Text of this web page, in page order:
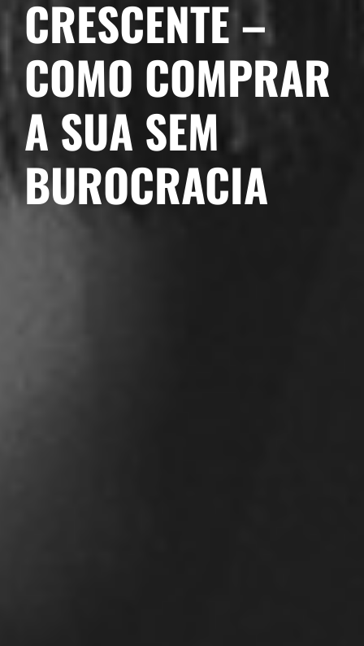
CRESCENTE –
COMO COMPRAR
A SUA SEM
BUROCRACIA